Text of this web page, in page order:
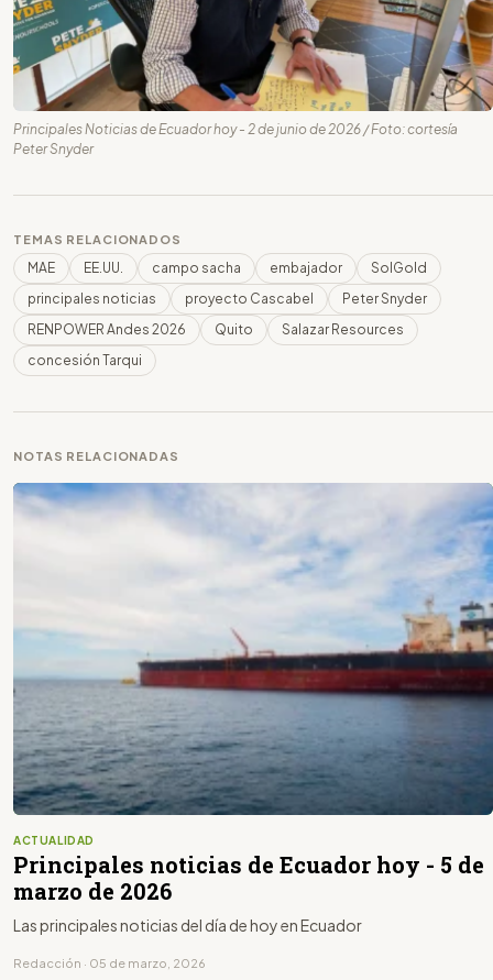
Principales Noticias de Ecuador hoy - 2 de junio de 2026 / Foto: cortesía
Peter Snyder
TEMAS RELACIONADOS
MAE EE.UU. campo sacha embajador
SolGold
principales noticias
proyecto Cascabel
Peter Snyder
RENPOWER Andes 2026
Quito
Salazar Resources
concesión Tarqui
NOTAS RELACIONADAS
ACTUALIDAD
Principales noticias de Ecuador hoy - 5 de
marzo de 2026
Las principales noticias del día de hoy en Ecuador
Redacción · 05 de marzo, 2026